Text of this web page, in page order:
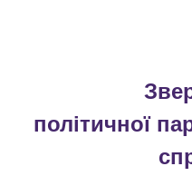
політичної